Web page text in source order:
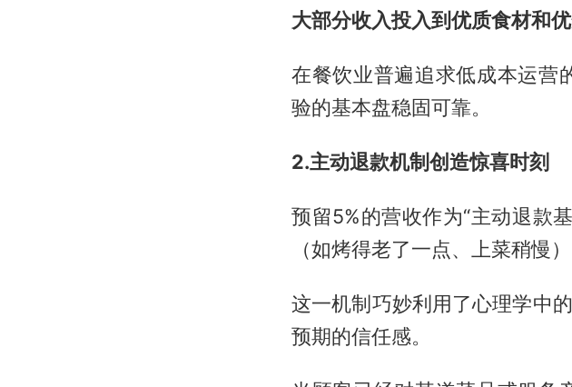
大部分收入投入到优质食材和
在餐饮业普遍追求低成本运营
验的基本盘稳固可靠。
2.主动退款机制创造惊喜时刻
预留5%的营收作为“主动退款
（如烤得老了一点、上菜稍慢
这一机制巧妙利用了心理学中
预期的信任感。